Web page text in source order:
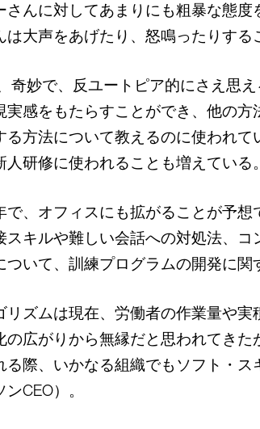
さんに対してあまりにも粗暴な態
大声をあげたり、怒鳴ったりする
奇妙で、反ユートピア的にさえ思え
実感をもたらすことができ、他の
方法について教えるのに使われて
人研修に使われることも増えている。
で、オフィスにも拡がることが予
スキルや難しい会話への対処法、
ついて、訓練プログラムの開発に
リズムは現在、労働者の作業量や
の広がりから無縁だと思われてき
る際、いかなる組織でもソフト・
CEO）。